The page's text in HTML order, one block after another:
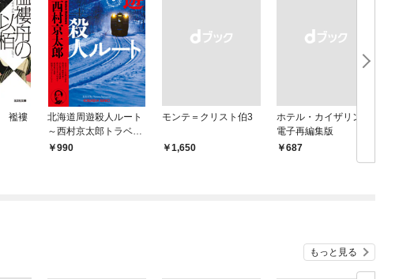
襤褸
北海道周遊殺人ルート
～西村京太郎トラベル
ミステリー・セレクシ
990
モンテ＝クリスト伯3
￥1,650
ホテル・カイザリン
電子再編集版
￥687
もっと見る